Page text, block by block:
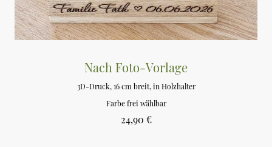
Nach Foto-Vorlage
3D-Druck, 16 cm breit, in Holzhalter
Farbe frei wählbar
24,90 €